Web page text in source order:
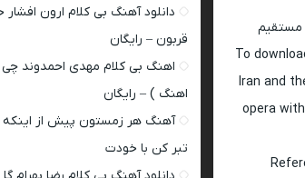
مستقیم
To
Iran and
opera
دانلود آهنگ بی کلام ارون افشار
قربون – رایگان
اهنگ بی کلام مهدی احمدوند
اهنگ ) – رایگان
آهنگ هر زمستون پیش از
تبر کن با خودت